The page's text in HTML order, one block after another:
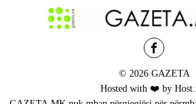
© 2026 GAZETA
Hosted with ❤️ by